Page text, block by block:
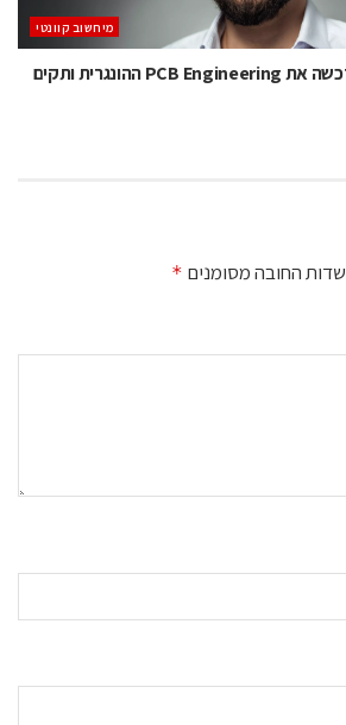
מיחשוב קוונטי
Quantum Machines רכשה את PCB Engineering ההונגרית ותקים
שדות החובה מסומנים *